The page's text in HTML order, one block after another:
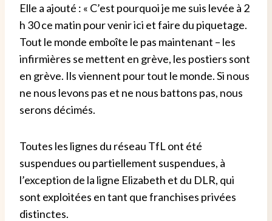
Elle a ajouté : « C’est pourquoi je me suis levée à 2
h 30 ce matin pour venir ici et faire du piquetage.
Tout le monde emboîte le pas maintenant – les
infirmières se mettent en grève, les postiers sont
en grève. Ils viennent pour tout le monde. Si nous
ne nous levons pas et ne nous battons pas, nous
serons décimés.
Toutes les lignes du réseau TfL ont été
suspendues ou partiellement suspendues, à
l’exception de la ligne Elizabeth et du DLR, qui
sont exploitées en tant que franchises privées
distinctes.